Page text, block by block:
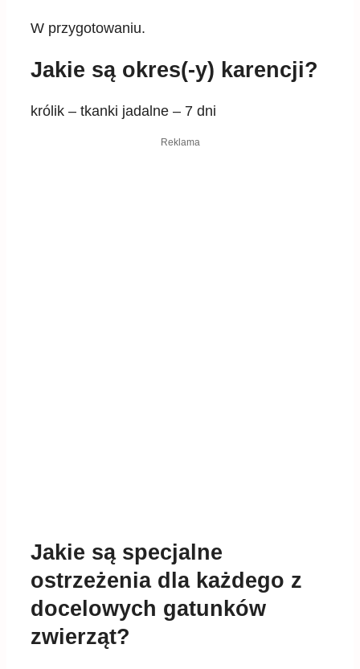
W przygotowaniu.
Jakie są okres(-y) karencji?
królik – tkanki jadalne – 7 dni
Reklama
Jakie są specjalne
ostrzeżenia dla każdego z
docelowych gatunków
zwierząt?